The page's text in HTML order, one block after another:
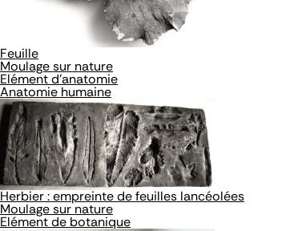
Feuille
Moulage sur nature
Elément d'anatomie
Anatomie humaine
Herbier : empreinte de feuilles lancéolées
Moulage sur nature
Elément de botanique